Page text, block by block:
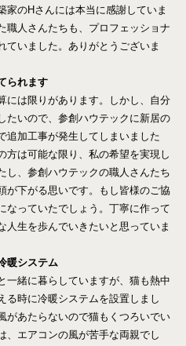
家のHさんには本当に感謝していま
職人さんたちも、プロフェッショナ
ていました。ありがとうございま
られます
には限りがあります。しかし、自分
たいので、参創ハウテックに新居の
追加工事が発生してしまいました
方は可能な限り、私の希望を実現し
し、参創ハウテックの職人さんたち
が下がる思いです。もし皆様のご協
なっていたでしょう。丁寧に作って
人生を歩んでいきたいと思っていま
暖システム
一緒に暮らしていますが、猫も熱中
る時に冷暖システムを設置しまし
があたらないので猫もくつろいでい
、エアコンの風が苦手な両親でし